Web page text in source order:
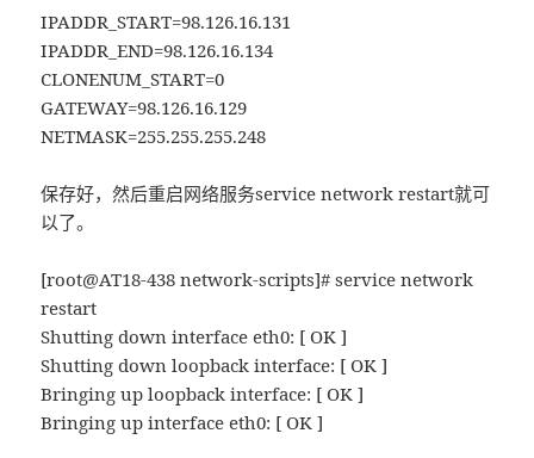
IPADDR_START=98.126.16.131
IPADDR_END=98.126.16.134
CLONENUM_START=0
GATEWAY=98.126.16.129
NETMASK=255.255.255.248
保存好，然后重启网络服务service network restart就可
以了。
[root@AT18-438 network-scripts]# service network
restart
Shutting down interface eth0: [ OK ]
Shutting down loopback interface: [ OK ]
Bringing up loopback interface: [ OK ]
Bringing up interface eth0: [ OK ]